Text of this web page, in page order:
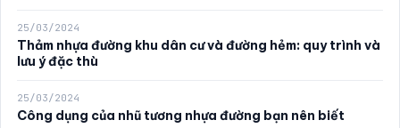
25/03/2024
Thảm nhựa đường khu dân cư và đường hẻm: quy trình và
lưu ý đặc thù
25/03/2024
Công dụng của nhũ tương nhựa đường bạn nên biết